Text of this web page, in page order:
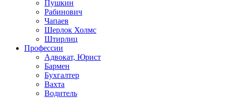
Пушкин
Рабинович
Чапаев
Шерлок Холмс
Штирлиц
Профессии
Адвокат, Юрист
Бармен
Бухгалтер
Вахта
Водитель